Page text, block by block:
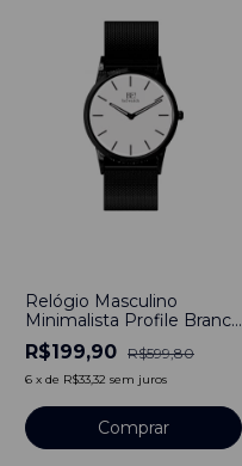
Relógio Masculino
Minimalista Profile Branco
Pulseira de Metal Preto
40mm Aço Inoxidável
banhado a titânio
R$199,90 R$599,80
6 x de R$33,32 sem juros
Comprar